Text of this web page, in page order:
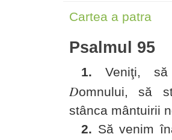
Cartea a patra
Psalmul 95
1. Veniţi,
Domnului, să
stânca mântuirii
2. Să venim